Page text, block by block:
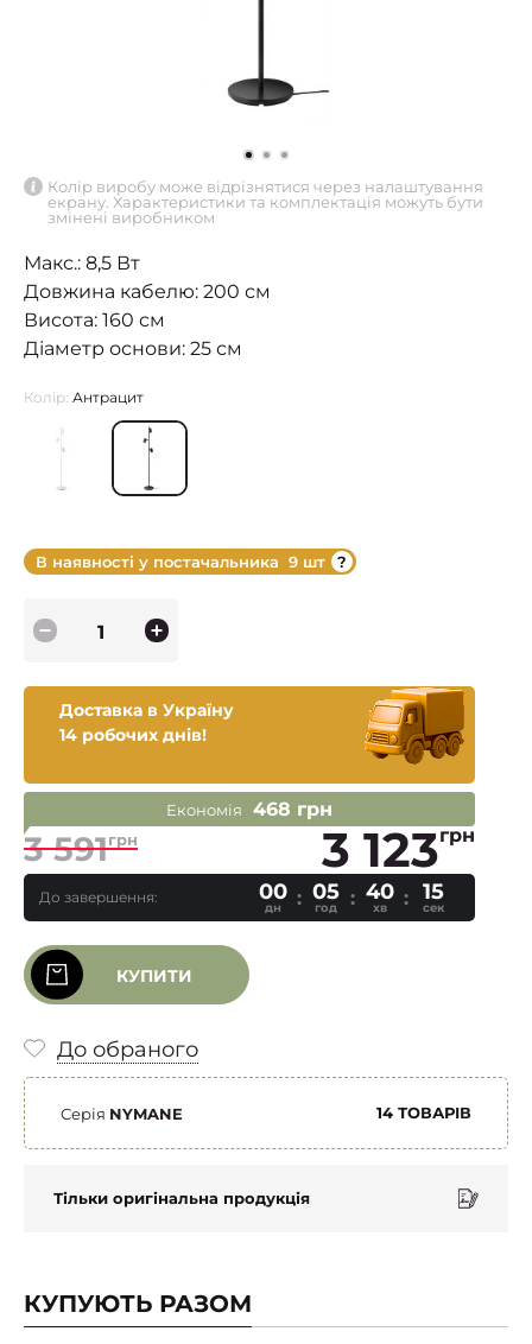
Колір виробу може відрізнятися через налаштування
екрану. Характеристики та комплектація можуть бути
змінені виробником
Макс.: 8,5 Вт
Довжина кабелю: 200 см
Висота: 160 см
Діаметр основи: 25 см
Колір: Антрацит
В наявності у постачальника 9 шт
Доставка в Україну
14 робочих днів!
Економія 468 грн
3 591грн 3 123грн
До завершення: 00
дн
05
год
40
хв
14
сек
КУПИТИ
До обраного
Серія NYMANE 14 ТОВАРІВ
Тільки оригінальна продукція
КУПУЮТЬ РАЗОМ